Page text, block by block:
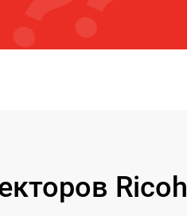
Ricoh